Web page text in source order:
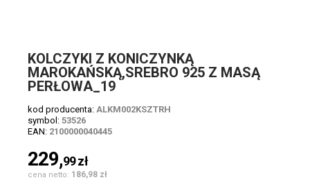
KOLCZYKI Z KONICZYNKĄ
MAROKAŃSKĄ,SREBRO 925 Z MASĄ
PERŁOWA_19
kod producenta: ALKM002KSZTRH
symbol: 53526
EAN: 2100000040445
229,99zł
cena netto: 186,98 zł